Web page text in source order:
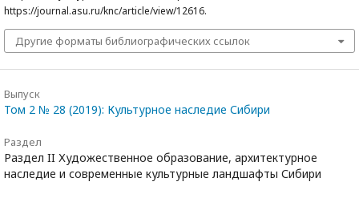
https://journal.asu.ru/knc/article/view/12616.
Другие форматы библиографических ссылок
Выпуск
Том 2 № 28 (2019): Культурное наследие Сибири
Раздел
Раздел II Художественное образование, архитектурное
наследие и современные культурные ландшафты Сибири